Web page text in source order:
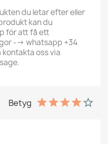
du letar efter eller
kan du
för att få ett
--> whatsapp +34
oss via
Betyg